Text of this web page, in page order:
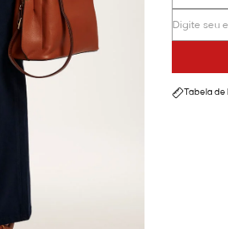
Tabela de